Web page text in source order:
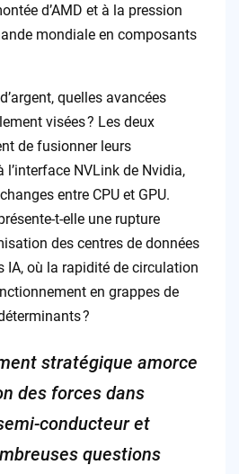
d’AMD et à la pression
mondiale en composants
quelles avancées
visées ? Les deux
de fusionner leurs
l’interface NVLink de Nvidia,
entre CPU et GPU.
t-elle une rupture
des centres de données
IA, où la rapidité de circulation
en grappes de
?
stratégique amorce
des forces dans
conducteur et
questions